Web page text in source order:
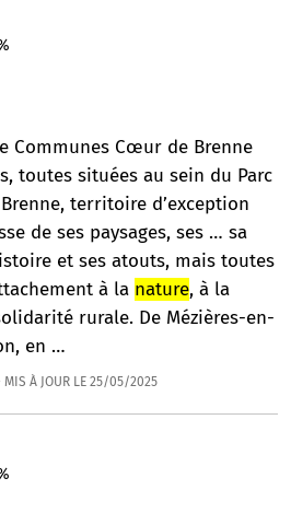
Communes Cœur de Brenne
toutes situées au sein du Parc
territoire d’exception
de ses paysages, ses … sa
et ses atouts, mais toutes
à la nature, à la
rurale. De Mézières-en-
en …
MIS À JOUR LE 25/05/2025